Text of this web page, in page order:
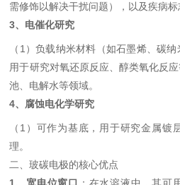
需修饰以解决干扰问题），以及疾病标
3、电催化研究
（1）负载纳米材料（如石墨烯、碳
用于研究对氧还原反应、醇类氧化反
池、电解水等领域。
4、腐蚀电化学研究
（1）可作为基底，用于研究金属镀
理。
二、玻碳电极的核心优点